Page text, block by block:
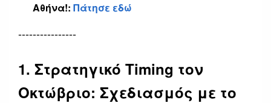
Αθήνα!: Πάτησε εδώ
----------------
1. Στρατηγικό Timing τον
Οκτώβριο: Σχεδιασμός με το